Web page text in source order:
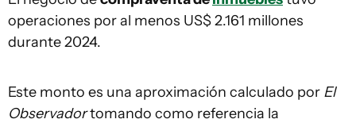
operaciones por al menos US$ 2.161 millones
durante 2024.
Este monto es una aproximación calculado por El
Observadortomando como referencia la